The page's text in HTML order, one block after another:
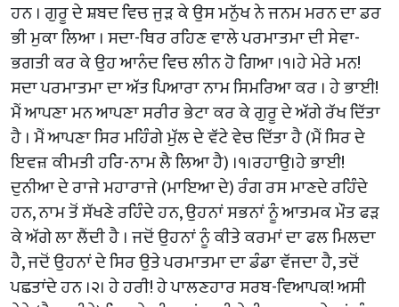
ਹਨ । ਗੁਰੂ ਦੇ ਸ਼ਬਦ ਵਿਚ ਜੁੜ ਕੇ ਉਸ ਮਨੁੱਖ ਨੇ ਜਨਮ ਮਰਨ ਦਾ ਡਰ
ਭੀ ਮੁਕਾ ਲਿਆ । ਸਦਾ-ਥਿਰ ਰਹਿਣ ਵਾਲੇ ਪਰਮਾਤਮਾ ਦੀ ਸੇਵਾ-
ਭਗਤੀ ਕਰ ਕੇ ਉਹ ਆਨੰਦ ਵਿਚ ਲੀਨ ਹੋ ਗਿਆ ।੧।ਹੇ ਮੇਰੇ ਮਨ!
ਸਦਾ ਪਰਮਾਤਮਾ ਦਾ ਅੱਤ ਪਿਆਰਾ ਨਾਮ ਸਿਮਰਿਆ ਕਰ । ਹੇ ਭਾਈ!
ਮੈਂ ਆਪਣਾ ਮਨ ਆਪਣਾ ਸਰੀਰ ਭੇਟਾ ਕਰ ਕੇ ਗੁਰੂ ਦੇ ਅੱਗੇ ਰੱਖ ਦਿੱਤਾ
ਹੈ । ਮੈਂ ਆਪਣਾ ਸਿਰ ਮਹਿੰਗੇ ਮੁੱਲ ਦੇ ਵੱਟੇ ਵੇਚ ਦਿੱਤਾ ਹੈ (ਮੈਂ ਸਿਰ ਦੇ
ਇਵਜ਼ ਕੀਮਤੀ ਹਰਿ-ਨਾਮ ਲੈ ਲਿਆ ਹੈ) ।੧।ਰਹਾਉ।ਹੇ ਭਾਈ!
ਦੁਨੀਆ ਦੇ ਰਾਜੇ ਮਹਾਰਾਜੇ (ਮਾਇਆ ਦੇ) ਰੰਗ ਰਸ ਮਾਣਦੇ ਰਹਿੰਦੇ
ਹਨ, ਨਾਮ ਤੋਂ ਸੱਖਣੇ ਰਹਿੰਦੇ ਹਨ, ਉਹਨਾਂ ਸਭਨਾਂ ਨੂੰ ਆਤਮਕ ਮੌਤ ਫੜ
ਕੇ ਅੱਗੇ ਲਾ ਲੈਂਦੀ ਹੈ । ਜਦੋਂ ਉਹਨਾਂ ਨੂੰ ਕੀਤੇ ਕਰਮਾਂ ਦਾ ਫਲ ਮਿਲਦਾ
ਹੈ, ਜਦੋਂ ਉਹਨਾਂ ਦੇ ਸਿਰ ਉਤੇ ਪਰਮਾਤਮਾ ਦਾ ਡੰਡਾ ਵੱਜਦਾ ਹੈ, ਤਦੋਂ
ਪਛਤਾਂਦੇ ਹਨ ।੨। ਹੇ ਹਰੀ! ਹੇ ਪਾਲਣਹਾਰ ਸਰਬ-ਵਿਆਪਕ! ਅਸੀ